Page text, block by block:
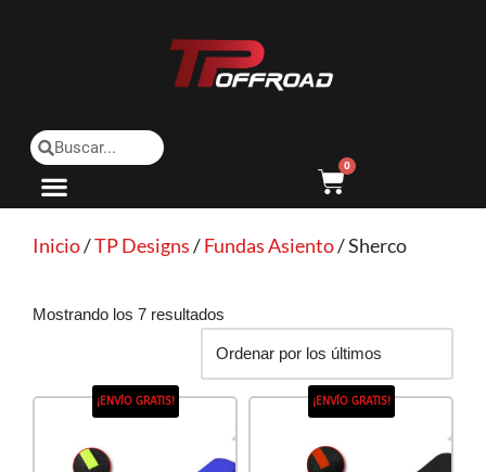
0
Inicio/TP Designs/Fundas Asiento/ Sherco
Mostrando los 7 resultados
¡ENVÍO GRATIS! ¡ENVÍO GRATIS!